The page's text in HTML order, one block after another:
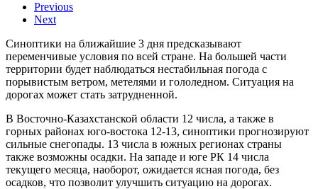
Previous
Next
Синоптики на ближайшие 3 дня предсказывают
переменчивые условия по всей стране. На большей части
территории будет наблюдаться нестабильная погода с
порывистым ветром, метелями и гололедном. Ситуация на
дорогах может стать затрудненной.
В Восточно-Казахстанской области 12 числа, а также в
горных районах юго-востока 12-13, синоптики прогнозируют
сильные снегопады. 13 числа в южных регионах страны
также возможны осадки. На западе и юге РК 14 числа
текущего месяца, наоборот, ожидается ясная погода, без
осадков, что позволит улучшить ситуацию на дорогах.